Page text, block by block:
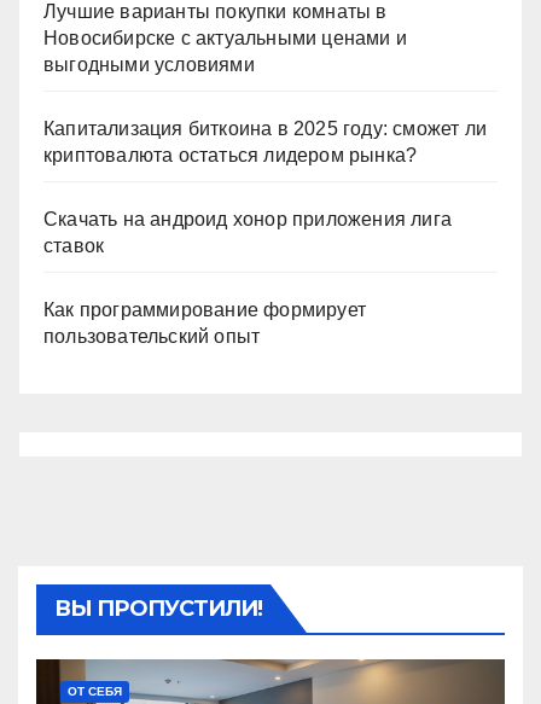
Лучшие варианты покупки комнаты в
Новосибирске с актуальными ценами и
выгодными условиями
Капитализация биткоина в 2025 году: сможет ли
криптовалюта остаться лидером рынка?
Скачать на андроид хонор приложения лига
ставок
Как программирование формирует
пользовательский опыт
ВЫ ПРОПУСТИЛИ!
ОТ СЕБЯ